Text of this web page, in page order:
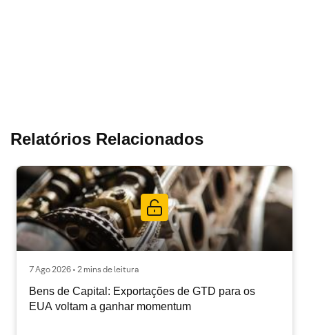
Relatórios Relacionados
7 Ago 2026 • 2 mins de leitura
Bens de Capital: Exportações de GTD para os
EUA voltam a ganhar momentum